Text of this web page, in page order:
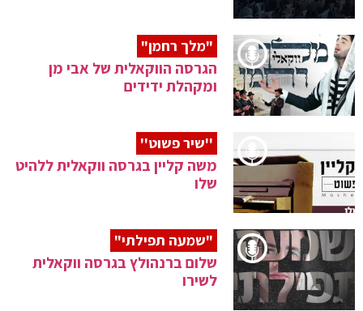
"מלך רחמן"
הגרסה הווקאלית של אבי מן
ומקהלת ידידים
''שיר פשוט''
משה קליין בגרסה ווקאלית ללהיט
שלו
"שמעה תפילתי"
שלום ברנהולץ בגרסה ווקאלית
לשירו